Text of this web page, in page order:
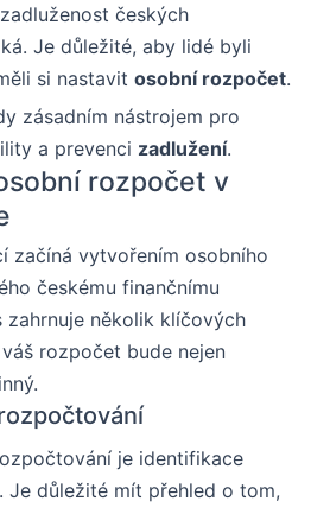
českých
Je důležité, aby lidé byli
si nastavit osobní rozpočet.
zásadním nástrojem pro
a prevenci zadlužení.
rozpočet v
začíná vytvořením osobního
českému finančnímu
zahrnuje několik klíčových
rozpočet bude nejen
je identifikace
Je důležité mít přehled o tom,